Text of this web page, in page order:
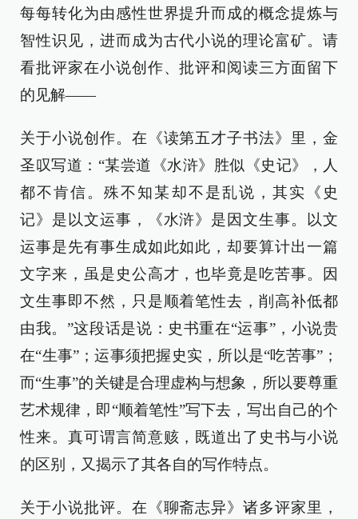
每每转化为由感性世界提升而成的概念提炼与
智性识见，进而成为古代小说的理论富矿。请
看批评家在小说创作、批评和阅读三方面留下
的见解——
关于小说创作。在《读第五才子书法》里，金
圣叹写道：“某尝道《水浒》胜似《史记》，人
都不肯信。殊不知某却不是乱说，其实《史
记》是以文运事，《水浒》是因文生事。以文
运事是先有事生成如此如此，却要算计出一篇
文字来，虽是史公高才，也毕竟是吃苦事。因
文生事即不然，只是顺着笔性去，削高补低都
由我。”这段话是说：史书重在“运事”，小说贵
在“生事”；运事须把握史实，所以是“吃苦事”；
而“生事”的关键是合理虚构与想象，所以要尊重
艺术规律，即“顺着笔性”写下去，写出自己的个
性来。真可谓言简意赅，既道出了史书与小说
的区别，又揭示了其各自的写作特点。
关于小说批评。在《聊斋志异》诸多评家里，